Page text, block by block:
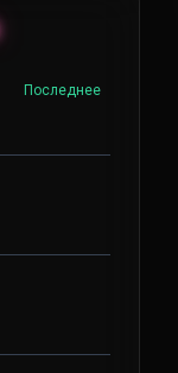
Последнее